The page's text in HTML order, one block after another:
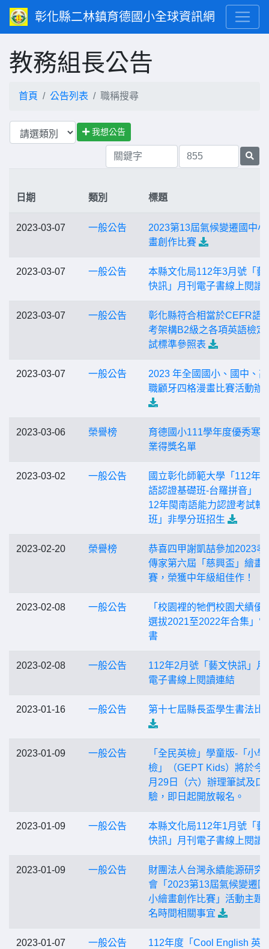
彰化縣二林鎮育德國小全球資訊網
教務組長公告
首頁 公告列表 職稱搜尋
我想公告
日期 類別 標題
2023-03-07 一般公告
2023第13屆氣候變遷國中小
畫創作比賽
2023-03-07 一般公告
本縣文化局112年3月號「藝
快訊」月刊電子書線上閱讀
2023-03-07 一般公告
彰化縣符合相當於CEFR語
考架構B2級之各項英語檢定
試標準參照表
2023-03-07 一般公告
2023 年全國國小、國中、
職顧牙四格漫畫比賽活動辦
2023-03-06 榮譽榜
育德國小111學年度優秀寒
業得獎名單
2023-03-02 一般公告
國立彰化師範大學「112年
語認證基礎班-台羅拼音」、
12年閩南語能力認證考試輔
班」非學分班招生
2023-02-20 榮譽榜
恭喜四甲謝凱喆參加2023孝
傳家第六屆「慈興盃」繪畫
賽，榮獲中年級組佳作！
2023-02-08 一般公告
「校園裡的牠們校園犬績優
選拔2021至2022年合集」
書
2023-02-08 一般公告
112年2月號「藝文快訊」月
電子書線上閱讀連結
2023-01-16 一般公告 第十七屆縣長盃學生書法比
2023-01-09 一般公告
「全民英檢」學童版-「小學
檢」（GEPT Kids）將於今
月29日（六）辦理筆試及口
驗，即日起開放報名。
2023-01-09 一般公告
本縣文化局112年1月號「藝
快訊」月刊電子書線上閱讀
2023-01-09 一般公告
財團法人台灣永續能源研究
會「2023第13屆氣候變遷國
小繪畫創作比賽」活動主題
名時間相關事宜
2023-01-07 一般公告
112年度「Cool English 英